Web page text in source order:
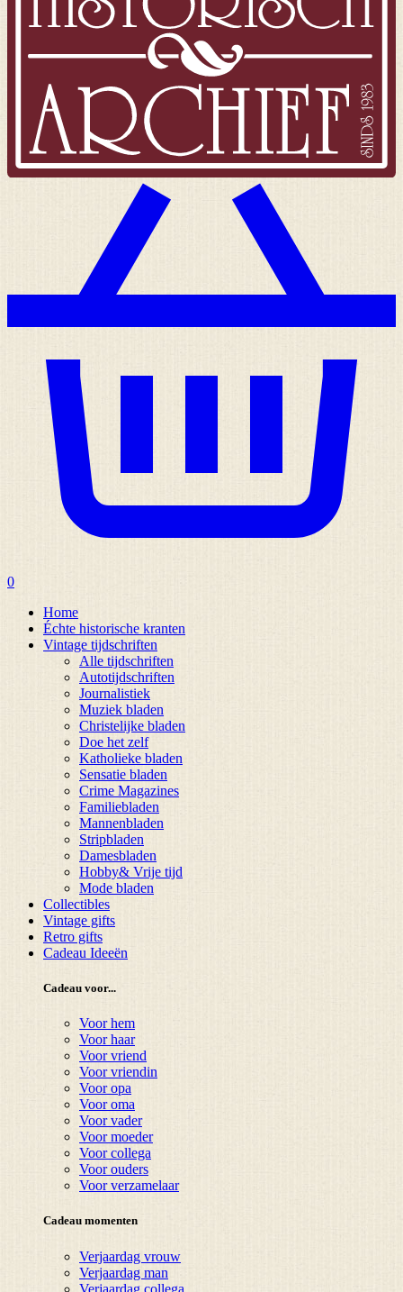
0
Home
Échte historische kranten
Vintage tijdschriften
Alle tijdschriften
Autotijdschriften
Journalistiek
Muziek bladen
Christelijke bladen
Doe het zelf
Katholieke bladen
Sensatie bladen
Crime Magazines
Familiebladen
Mannenbladen
Stripbladen
Damesbladen
Hobby& Vrije tijd
Mode bladen
Collectibles
Vintage gifts
Retro gifts
Cadeau Ideeën
Cadeau voor...
Voor hem
Voor haar
Voor vriend
Voor vriendin
Voor opa
Voor oma
Voor vader
Voor moeder
Voor collega
Voor ouders
Voor verzamelaar
Cadeau momenten
Verjaardag vrouw
Verjaardag man
Verjaardag collega